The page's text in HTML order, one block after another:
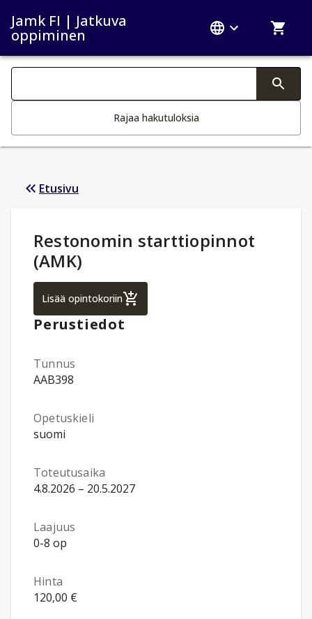
Jamk FI | Jatkuva
oppiminen
Haku kategoriat
Rajaa hakutuloksia
Etusivu
Opintotiedot:
Restonomin starttiopinnot
(AMK)
Lisää opintokoriinRestonomin starttiopinnot (AMK)
Perustiedot
Tunnus
AAB398
Opetuskieli
suomi
Toteutusaika
4.8.2026 – 20.5.2027
Laajuus
0-8 op
Hinta
120,00 €